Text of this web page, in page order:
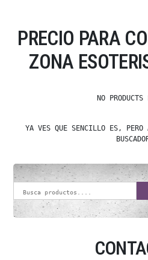
PRECIO PARA
ZONA
NO PRODUCTS
YA VES QUE SENCILLO ES, PERO